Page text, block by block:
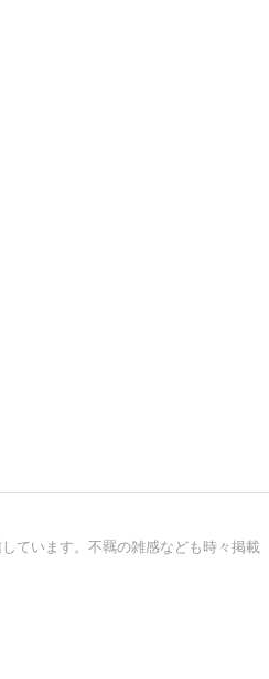
ています。不羈の雑感なども時々掲載